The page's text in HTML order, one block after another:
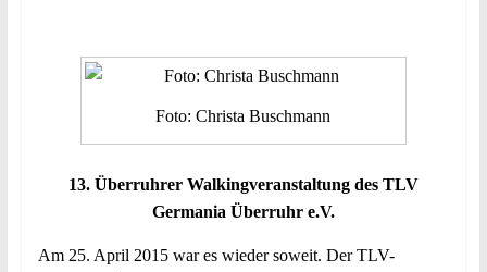
Foto: Christa Buschmann
13. Überruhrer Walkingveranstaltung des TLV
Germania Überruhr e.V.
Am 25. April 2015 war es wieder soweit. Der TLV-